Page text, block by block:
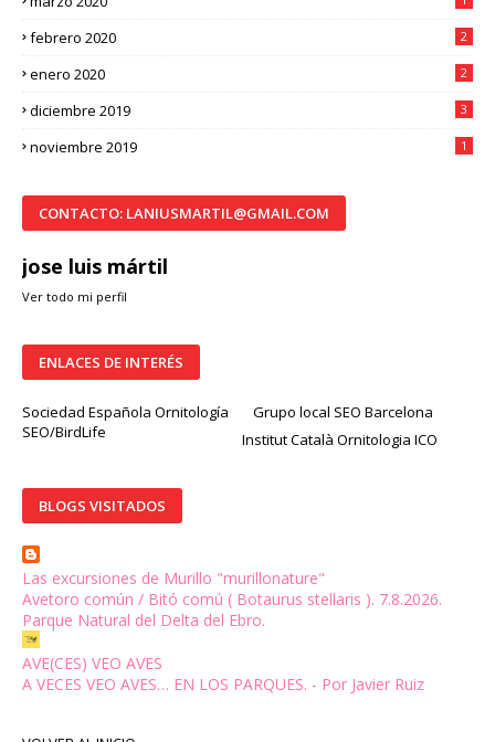
febrero 2020 2
enero 2020 2
diciembre 2019 3
noviembre 2019 1
CONTACTO: LANIUSMARTIL@GMAIL.COM
jose luis mártil
Ver todo mi perfil
ENLACES DE INTERÉS
Sociedad Española Ornitología
SEO/BirdLife
Grupo local SEO Barcelona
Institut Català Ornitologia ICO
BLOGS VISITADOS
Las excursiones de Murillo "murillonature"
Avetoro común / Bitó comú ( Botaurus stellaris ). 7.8.2026.
Parque Natural del Delta del Ebro.
AVE(CES) VEO AVES
A VECES VEO AVES… EN LOS PARQUES. - Por Javier Ruiz